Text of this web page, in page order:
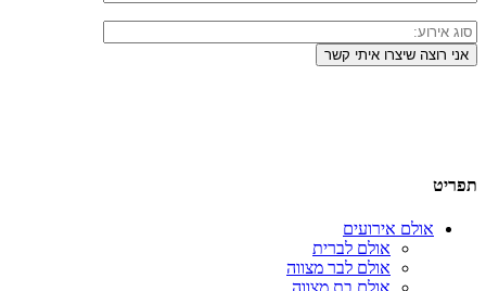
תפריט
אולם אירועים
אולם לברית
אולם לבר מצווה
אולם בת מצווה